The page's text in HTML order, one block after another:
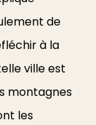
de
à la
ville est
montagnes
les